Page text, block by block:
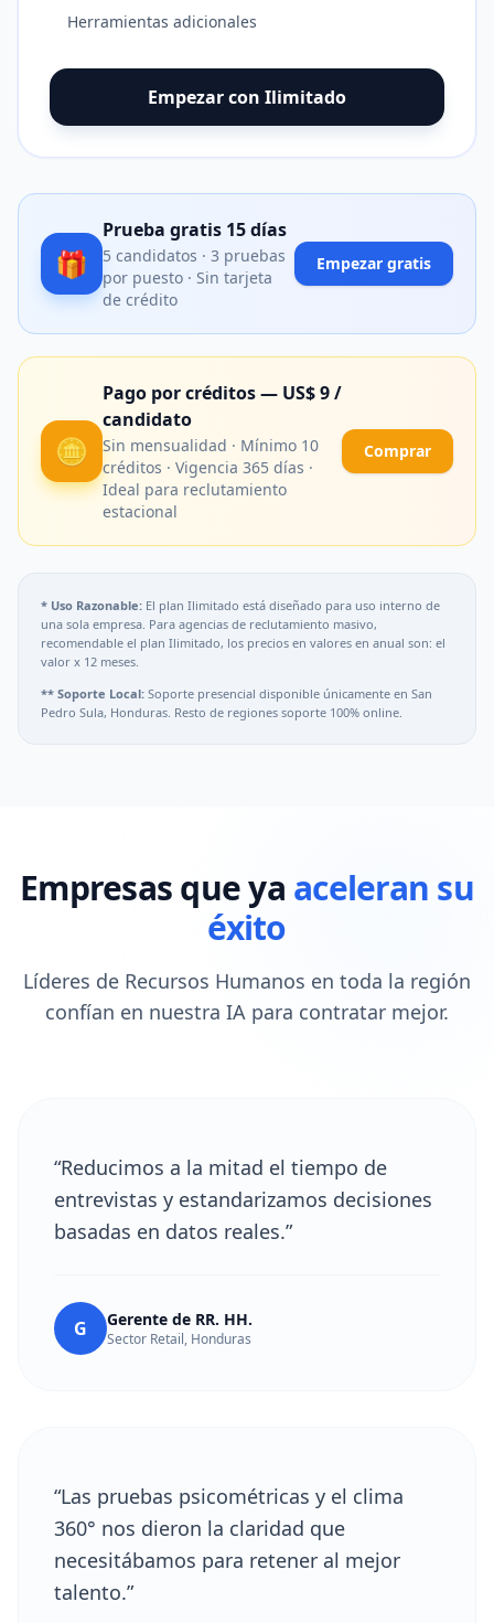
Herramientas adicionales
Empezar con Ilimitado
🎁
Prueba gratis 15 días
5 candidatos · 3 pruebas
por puesto · Sin tarjeta
de crédito
Empezar gratis
🪙
Pago por créditos — US$ 9 /
candidato
Sin mensualidad · Mínimo 10
créditos · Vigencia 365 días ·
Ideal para reclutamiento
estacional
Comprar
* Uso Razonable: El plan Ilimitado está diseñado para uso interno de
una sola empresa. Para agencias de reclutamiento masivo,
recomendable el plan Ilimitado, los precios en valores en anual son: el
valor x 12 meses.
** Soporte Local: Soporte presencial disponible únicamente en San
Pedro Sula, Honduras. Resto de regiones soporte 100% online.
Empresas que ya aceleran su
éxito
Líderes de Recursos Humanos en toda la región
confían en nuestra IA para contratar mejor.
“Reducimos a la mitad el tiempo de
entrevistas y estandarizamos decisiones
basadas en datos reales.”
G Gerente de RR. HH.
Sector Retail, Honduras
“Las pruebas psicométricas y el clima
360° nos dieron la claridad que
necesitábamos para retener al mejor
talento.”